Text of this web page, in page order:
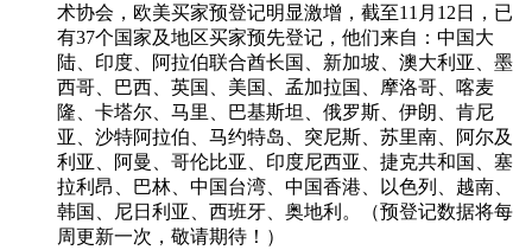
术协会，欧美买家预登记明显激增，截至11月12日，已
有37个国家及地区买家预先登记，他们来自：中国大
陆、印度、阿拉伯联合酋长国、新加坡、澳大利亚、墨
西哥、巴西、英国、美国、孟加拉国、摩洛哥、喀麦
隆、卡塔尔、马里、巴基斯坦、俄罗斯、伊朗、肯尼
亚、沙特阿拉伯、马约特岛、突尼斯、苏里南、阿尔及
利亚、阿曼、哥伦比亚、印度尼西亚、捷克共和国、塞
拉利昂、巴林、中国台湾、中国香港、以色列、越南、
韩国、尼日利亚、西班牙、奥地利。（预登记数据将每
周更新一次，敬请期待！）